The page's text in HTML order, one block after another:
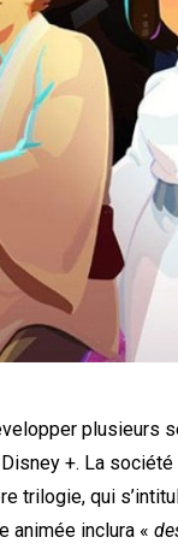
plusieurs
+. La
trilogie, qui
animée inclura «